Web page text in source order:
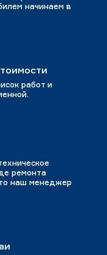
начинаем в
работ и
ремонта
наш менеджер